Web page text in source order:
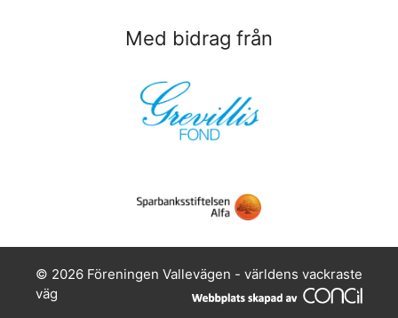
Med bidrag från
© 2026 Föreningen Vallevägen - världens vackraste
väg